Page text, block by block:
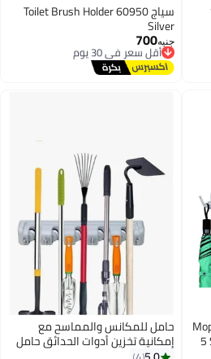
سياج Toilet Brush Holder 60950
700
أقل سعر في 30 يوم
توصيل مجاني
أقل سعر في 30 يوم
حامل للمكانس والمماسح مع
إمكانية تخزين أدوات الحدائق حامل